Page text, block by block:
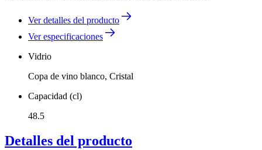
Ver detalles del producto
Ver especificaciones
Vidrio
Copa de vino blanco, Cristal
Capacidad (cl)
48.5
Detalles del producto